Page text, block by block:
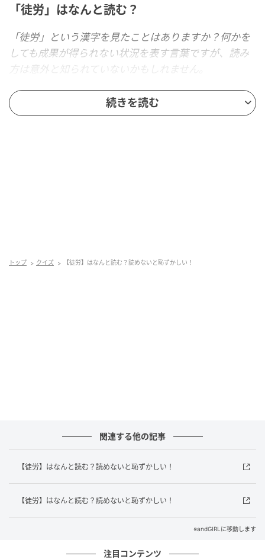
「徒労」はなんと読む？
「徒労」という漢字を見たことはありますか？何かを
しても成果が得られない状況を表す言葉ですが、読み
方は意外と知られていないかもしれません。
正解を知りたい人は、もう少しスクロールしてみて！
ね。漢字の成り立ちも面白くて、「徒」には「無駄
な」という意味があり、「労」は労力のこと。つま
り、文字通り〝無駄な労力〟という意味が込められて
いるんです。なんとなく切ない響きがある言葉ですよ
ね。
みなさんはわかりましたか？ぜひ、友だちや同僚に
続きを読む
トップ クイズ 【徒労】はなんと読む？読めないと恥ずかしい！
関連する他の記事
【徒労】はなんと読む？読めないと恥ずかしい！
【徒労】はなんと読む？読めないと恥ずかしい！
※andGIRLに移動します
注目コンテンツ